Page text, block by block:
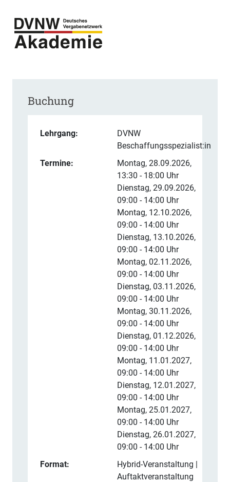
Buchung
Lehrgang:
DVNW
Beschaffungsspezialist:in
Termine:
Montag, 28.09.2026,
13:30 - 18:00 Uhr
Dienstag, 29.09.2026,
09:00 - 14:00 Uhr
Montag, 12.10.2026,
09:00 - 14:00 Uhr
Dienstag, 13.10.2026,
09:00 - 14:00 Uhr
Montag, 02.11.2026,
09:00 - 14:00 Uhr
Dienstag, 03.11.2026,
09:00 - 14:00 Uhr
Montag, 30.11.2026,
09:00 - 14:00 Uhr
Dienstag, 01.12.2026,
09:00 - 14:00 Uhr
Montag, 11.01.2027,
09:00 - 14:00 Uhr
Dienstag, 12.01.2027,
09:00 - 14:00 Uhr
Montag, 25.01.2027,
09:00 - 14:00 Uhr
Dienstag, 26.01.2027,
09:00 - 14:00 Uhr
Format:
Hybrid-Veranstaltung |
Auftaktveranstaltung